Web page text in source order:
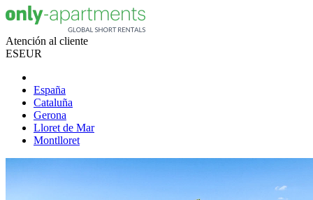
Atención al cliente
ESEUR
España
Cataluña
Gerona
Lloret de Mar
Montlloret